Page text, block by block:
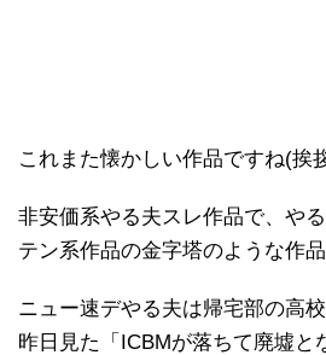
これまた懐かしい作品ですね(挨
非安価系やる夫スレ作品で、や
テン系作品の金字塔のような作品
ニュー速デやる夫は帰宅部の高校
昨日見た「ICBMが落ちて廃墟と